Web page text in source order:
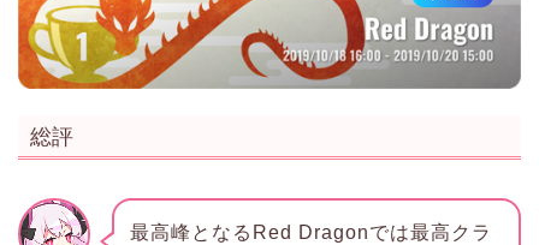
総評
最高峰となるRed Dragonでは最高クラ